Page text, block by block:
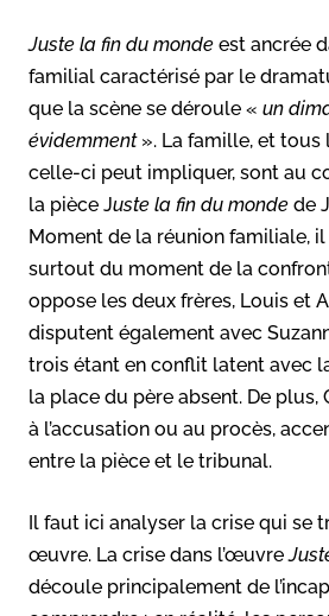
Juste la fin du monde est ancrée
familial caractérisé par le
que la scène se déroule « un
évidemment». La famille, et tous
celle-ci peut impliquer, sont au
la pièce Juste la fin du monde de
Moment de la réunion familiale, il
surtout du moment de la
oppose les deux frères, Louis et
disputent également avec
trois étant en conflit latent avec
la place du père absent. De plus,
à l’accusation ou au procès,
entre la pièce et le tribunal.
Il faut ici analyser la crise qui se
œuvre. La crise dans l’œuvre
découle principalement de